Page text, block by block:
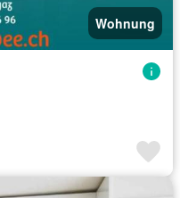
Wohnung